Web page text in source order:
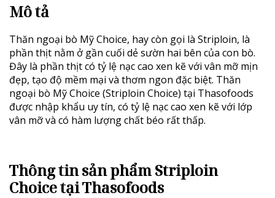
Mô tả
Thăn ngoại bò Mỹ Choice, hay còn gọi là Striploin, là
phần thịt nằm ở gần cuối dẻ sườn hai bên của con bò.
Đây là phần thịt có tỷ lệ nạc cao xen kẽ với vân mỡ mịn
đẹp, tạo độ mềm mại và thơm ngon đặc biệt. Thăn
ngoại bò Mỹ Choice (Striploin Choice) tại Thasofoods
được nhập khẩu uy tín, có tỷ lệ nạc cao xen kẽ với lớp
vân mỡ và có hàm lượng chất béo rất thấp.
Thông tin sản phẩm Striploin
Choice tại Thasofoods